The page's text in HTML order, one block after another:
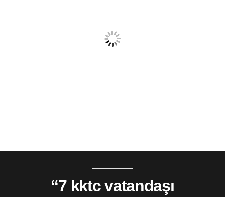
“7 kktc vatandaşı